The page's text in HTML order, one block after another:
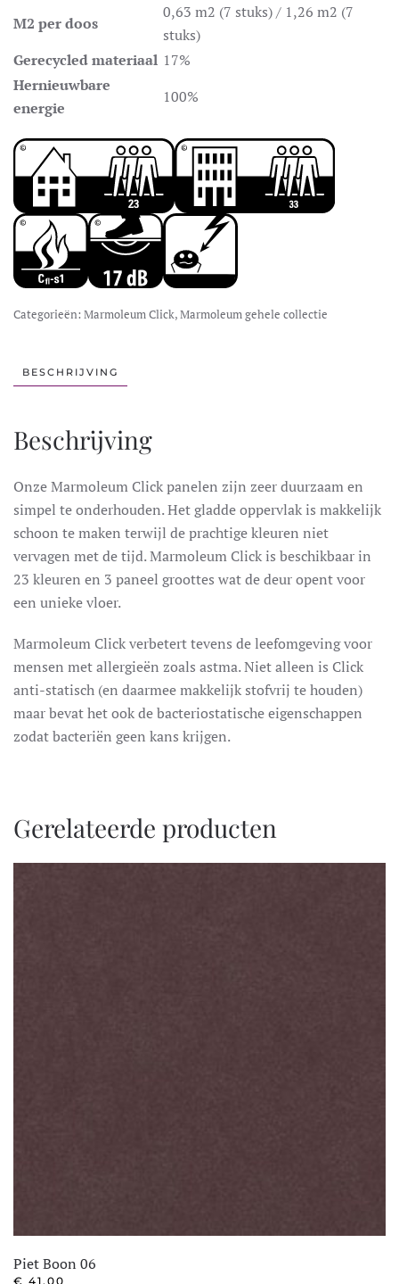
M2 per doos
0,63 m2 (7 stuks) / 1,26 m2 (7
stuks)
Gerecycled materiaal 17%
Hernieuwbare
energie
100%
Categorieën: Marmoleum Click,Marmoleum gehele collectie
BESCHRIJVING
Beschrijving
Onze Marmoleum Click panelen zijn zeer duurzaam en
simpel te onderhouden. Het gladde oppervlak is makkelijk
schoon te maken terwijl de prachtige kleuren niet
vervagen met de tijd. Marmoleum Click is beschikbaar in
23 kleuren en 3 paneel groottes wat de deur opent voor
een unieke vloer.
Marmoleum Click verbetert tevens de leefomgeving voor
mensen met allergieën zoals astma. Niet alleen is Click
anti-statisch (en daarmee makkelijk stofvrij te houden)
maar bevat het ook de bacteriostatische eigenschappen
zodat bacteriën geen kans krijgen.
Gerelateerde producten
Piet Boon 06
€ 41,00